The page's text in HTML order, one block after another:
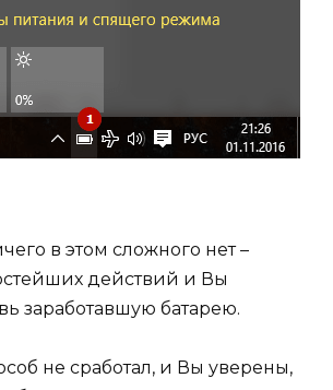
в этом сложного нет –
действий и Вы
заработавшую батарею.
не сработал, и Вы уверены,